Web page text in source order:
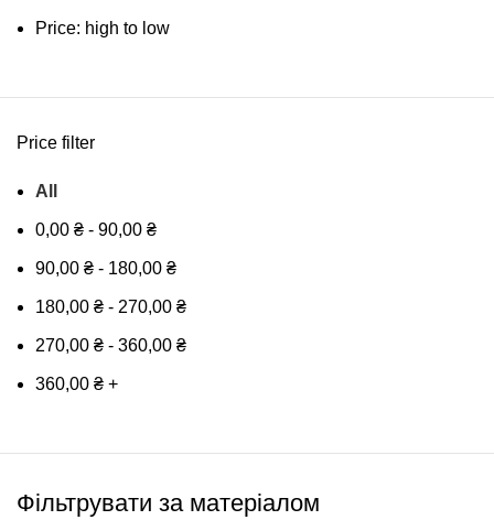
Price: high to low
Price filter
All
0,00 ₴ - 90,00 ₴
90,00 ₴ - 180,00 ₴
180,00 ₴ - 270,00 ₴
270,00 ₴ - 360,00 ₴
360,00 ₴ +
Фільтрувати за матеріалом